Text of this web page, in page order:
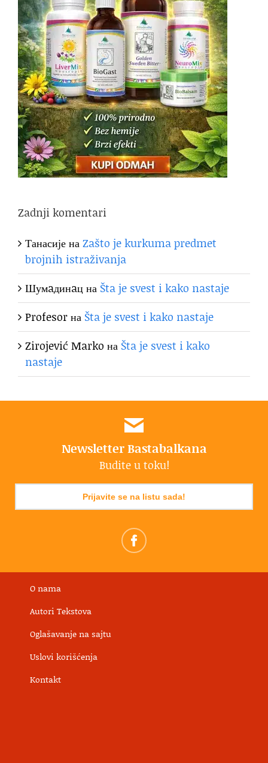
Zadnji komentari
ТанасијенаZašto je kurkuma predmet
brojnih istraživanja
Шумaдинaцна Šta je svest i kako nastaje
Profesorна Šta je svest i kako nastaje
Zirojević Marko на Šta je svest i kako
nastaje
Newsletter Bastabalkana
Budite u toku!
Prijavite se na listu sada!
O nama
Autori Tekstova
Oglašavanje na sajtu
Uslovi korišćenja
Kontakt